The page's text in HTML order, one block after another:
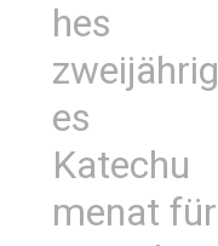
hes
zweijährig
es
Katechu
menat für